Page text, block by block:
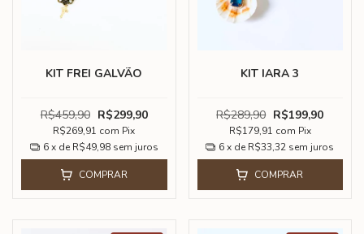
KIT FREI GALVÃO
R$459,90 R$299,90
R$269,91 com Pix
6 x de R$49,98 sem juros
COMPRAR
KIT IARA 3
R$289,90 R$199,90
R$179,91 com Pix
6 x de R$33,32 sem juros
COMPRAR